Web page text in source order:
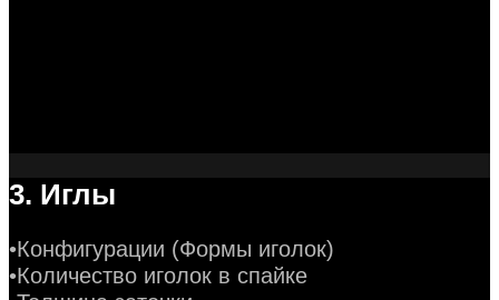
3. Иглы
•Конфигурации (Формы иголок)
•Количество иголок в спайке